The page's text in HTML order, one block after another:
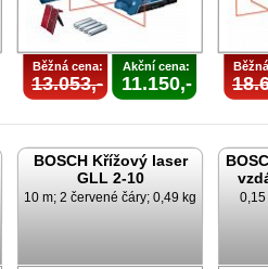
Běžná cena:
13.053,-
Akční cena:
11.150,-
BOSCH Křížový laser
GLL 2-10
10 m; 2 červené čáry; 0,49 kg 0,15